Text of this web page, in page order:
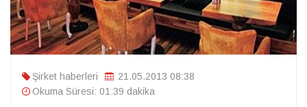
Şirket haberleri
21.05.2013 08:38
Okuma Süresi: 01:39 dakika